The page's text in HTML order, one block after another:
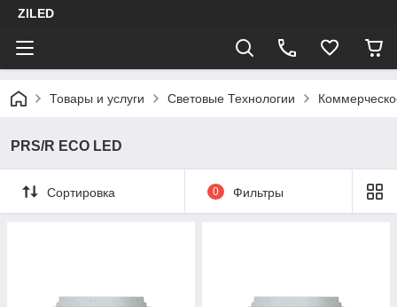
ZILED
Товары и услуги Световые Технологии
PRS/R ECO LED
Сортировка 0 Фильтры